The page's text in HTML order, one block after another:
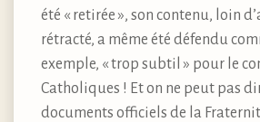
été « retirée », son contenu, loin
rétracté, a même été défendu
exemple, « trop subtil » pour le
Catholiques ! Et on ne peut pas
documents officiels de la